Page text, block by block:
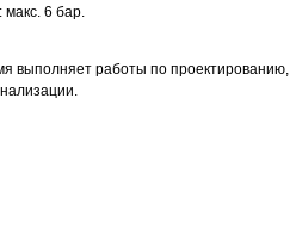
6 бар.
выполняет работы по проектированию,